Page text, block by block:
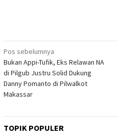
Navigasi
pos
Pos sebelumnya
Bukan Appi-Tufik, Eks Relawan NA
di Pilgub Justru Solid Dukung
Danny Pomanto di Pilwalkot
Makassar
TOPIK POPULER